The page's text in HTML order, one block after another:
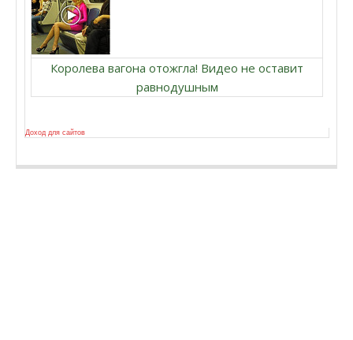
Королева вагона отожгла! Видео не оставит
равнодушным
Доход для сайтов